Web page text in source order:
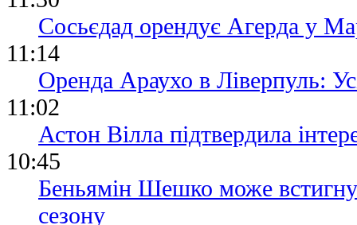
Сосьєдад орендує Агерда у
11:14
Оренда Араухо в Ліверпуль:
11:02
Астон Вілла підтвердила
10:45
Беньямін Шешко може
сезону